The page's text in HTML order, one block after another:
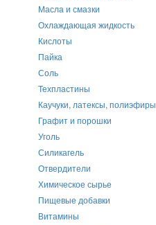
Масла и смазки
Охлаждающая жидкость
Кислоты
Пайка
Соль
Техпластины
Каучуки, латексы, полиэфиры
Графит и порошки
Уголь
Силикагель
Отвердители
Химическое сырье
Пищевые добавки
Витамины